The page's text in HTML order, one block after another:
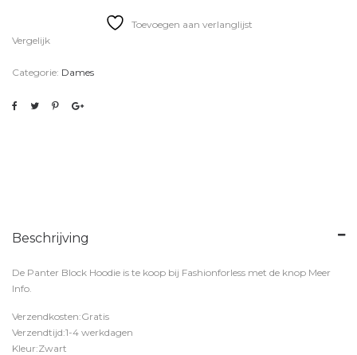
Toevoegen aan verlanglijst
Vergelijk
Categorie: Dames
Beschrijving
De Panter Block Hoodie is te koop bij Fashionforless met de knop Meer
Info.
Verzendkosten:Gratis
Verzendtijd:1-4 werkdagen
Kleur:Zwart